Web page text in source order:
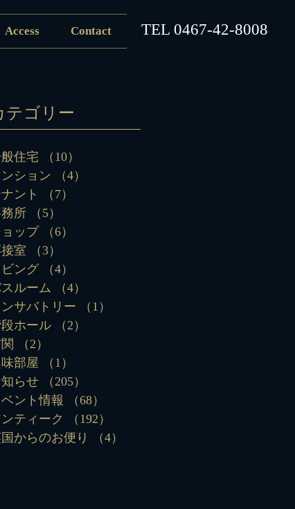
Access Contact ​TEL 0467-42-8008
テゴリー
住宅 （10）
ション
（4）
ント
（7）
所
（5）
ョップ
（6）
室
（3）
ビング
（4）
ルーム
（4）
ンサバトリー
（1）
段ホール
（2）
（2）
部屋
（1）
らせ
（205）
ント情報
（68）
ティーク
（192）
からのお便り
（4）